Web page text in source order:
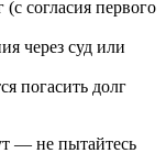
согласия первого
через суд или
погасить долг
— не пытайтесь